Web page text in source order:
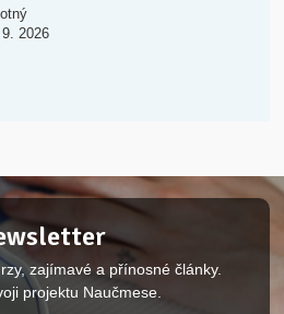
2026
zajímavé a přínosné články.
projektu Naučmese.